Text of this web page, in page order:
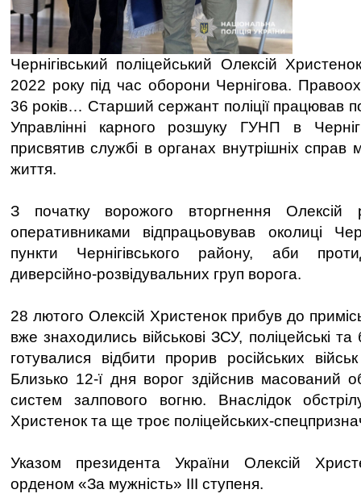
Чернігівський поліцейський Олексій
2022 року під час оборони Чернігова.
36 років… Старший сержант поліції працював
Управлінні карного розшуку ГУНП в
присвятив службі в органах внутрішніх справ
життя.
З початку ворожого вторгнення Олексій
оперативниками відпрацьовував околиці
пункти Чернігівського району, аби
диверсійно-розвідувальних груп ворога.
28 лютого Олексій Христенок прибув до
вже знаходились військові ЗСУ, поліцейські та
готувалися відбити прорив російських
Близько 12-ї дня ворог здійснив масований
систем залпового вогню. Внаслідок
Христенок та ще троє поліцейських-
Указом президента України Олексій
орденом «За мужність» ІІІ ступеня.